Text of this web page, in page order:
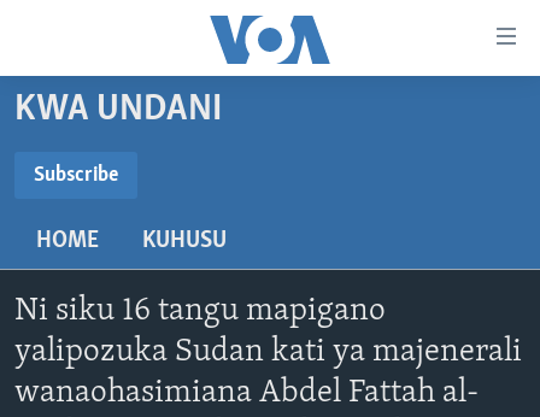
Nenda
habari
Nenda
urambazaji
Nenda
katika
tafuta
KENYA
RWANDA
UGANDA
BURUNDI
VIDEO
ZULIA JEKUNDU
VOA EXPRESS 1330 UTC
JIONI 1630 UTC
KWA UNDANI 1800 UTC
MAHOJIANO MAALUM: HABARI POTOFU
TUFUATE
KWA UNDANI
Subscribe
HOME KUHUSU
Ni siku 16 tangu mapigano
yalipozuka Sudan kati ya majenerali
wanaohasimiana Abdel Fattah al-